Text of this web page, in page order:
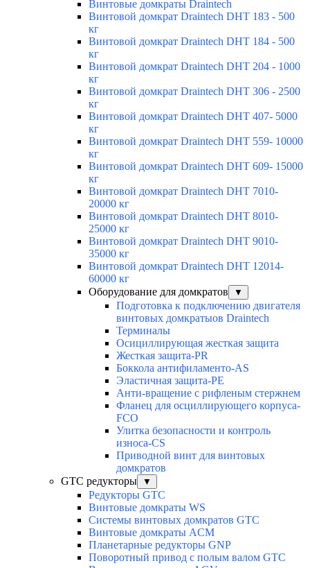
Винтовые домкраты Draintech
Винтовой домкрат Draintech DHT 183 - 500
кг
Винтовой домкрат Draintech DHT 184 - 500
кг
Винтовой домкрат Draintech DHT 204 - 1000
кг
Винтовой домкрат Draintech DHT 306 - 2500
кг
Винтовой домкрат Draintech DHT 407- 5000
кг
Винтовой домкрат Draintech DHT 559- 10000
кг
Винтовой домкрат Draintech DHT 609- 15000
кг
Винтовой домкрат Draintech DHT 7010-
20000 кг
Винтовой домкрат Draintech DHT 8010-
25000 кг
Винтовой домкрат Draintech DHT 9010-
35000 кг
Винтовой домкрат Draintech DHT 12014-
60000 кг
Оборудование для домкратов
▼
Подготовка к подключению двигателя
винтовых домкратыов Draintech
Терминалы
Осициллирующая жесткая защита
Жесткая защита-PR
Боккола антифиламенто-AS
Эластичная защита-PE
Анти-вращение с рифленым стержнем
Фланец для осциллирующего корпуса-
FCO
Улитка безопасности и контроль
износа-CS
Приводной винт для винтовых
домкратов
GTC редукторы
▼
Редукторы GTC
Винтовые домкраты WS
Системы винтовых домкратов GTC
Винтовые домкраты ACM
Планетарные редукторы GNP
Поворотный привод с полым валом GTC